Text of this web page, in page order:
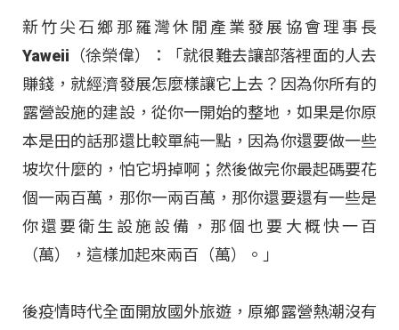
新竹尖石鄉那羅灣休閒產業發展協會理事長
Yaweii（徐榮偉）：「就很難去讓部落裡面的人去
賺錢，就經濟發展怎麼樣讓它上去？因為你所有的
露營設施的建設，從你一開始的整地，如果是你原
本是田的話那還比較單純一點，因為你還要做一些
坡坎什麼的，怕它坍掉啊；然後做完你最起碼要花
個一兩百萬，那你一兩百萬，那你還要還有一些是
你還要衛生設施設備，那個也要大概快一百
（萬），這樣加起來兩百（萬）。」
後疫情時代全面開放國外旅遊，原鄉露營熱潮沒有